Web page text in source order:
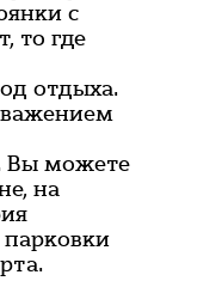
с
то где
отдыха.
Вы можете
на